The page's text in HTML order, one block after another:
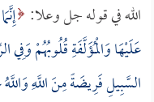
الله في قوله جل وعلا:
عَلَيْهَا وَالْمُؤَلَّفَةِ قُلُوبُهُمْ وَفِي
السَّبِيلِ فَرِيضَةً مِنَ اللَّهِ